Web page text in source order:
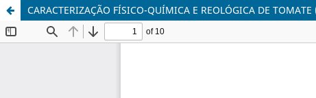
CARACTERIZAÇÃO FÍSICO-QUÍMICA E REOLÓGICA DE